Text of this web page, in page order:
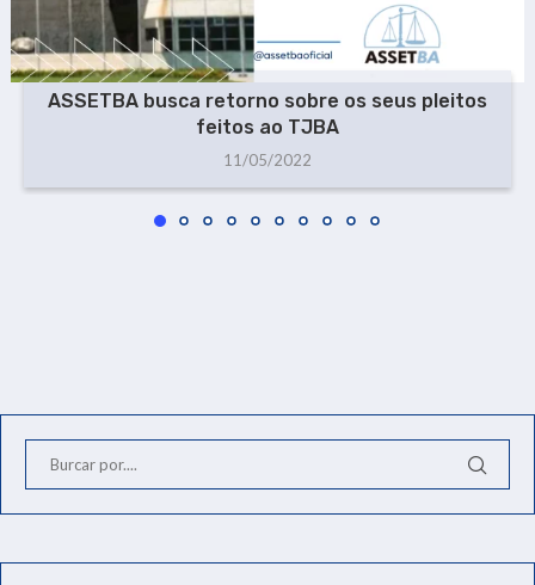
ASSETBA busca retorno sobre os seus pleitos
feitos ao TJBA
11/05/2022